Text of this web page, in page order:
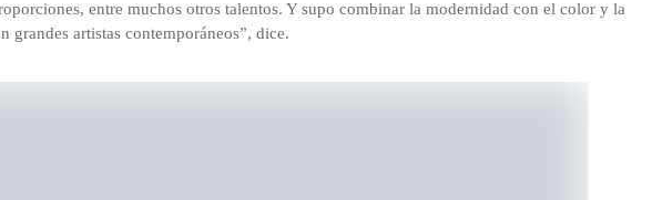
entre muchos otros talentos. Y supo combinar la modernidad con el color y la
grandes artistas contemporáneos”, dice.